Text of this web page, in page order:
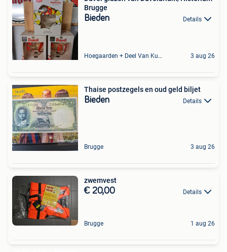
Brugge
Bieden Details
Hoegaarden + Deel Van Kumtich + Deel Van Tienen 3 aug 26
Thaise postzegels en oud geld biljet
Bieden Details
Brugge 3 aug 26
zwemvest
€ 20,00 Details
Brugge 1 aug 26